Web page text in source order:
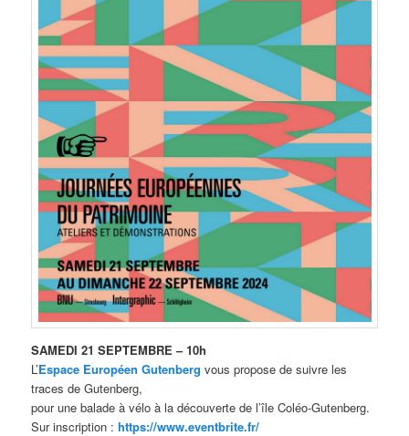
SAMEDI 21 SEPTEMBRE – 10h
L’Espace Européen Gutenberg vous propose de suivre les
traces de Gutenberg,
pour une balade à vélo à la découverte de l’île Coléo-Gutenberg.
Sur inscription :https://www.eventbrite.fr/